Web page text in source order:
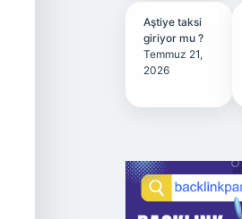
Aştiye taksi
giriyor mu ?
Temmuz 21,
2026